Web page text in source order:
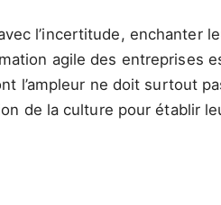
l’incertitude, enchanter
agile des entreprises
l’ampleur ne doit surtout
de la culture pour établir